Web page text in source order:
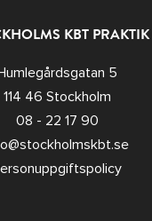
KBT PRAKTIK
5
114 46 Stockholm
08 - 22 17 90